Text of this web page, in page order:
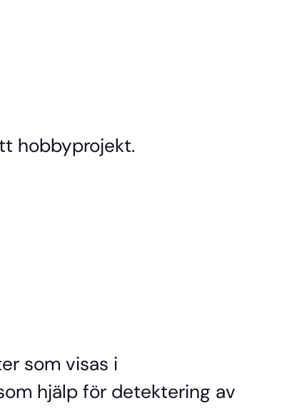
hobbyprojekt.
som visas i
hjälp för detektering av